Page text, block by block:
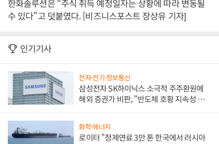
한화솔루션은 “주식 취득 예정일자는 상황에 따라 변동될
수 있다”고 덧붙였다. [비즈니스포스트 장상유 기자]
인기기사
전자·전기·정보통신
삼성전자 SK하이닉스 소극적 주주환원에
해외 증권가 비판, "반도체 호황 지속성 의
화학·에너지
로이터 "정제연료 3만 톤 한국에서 러시아